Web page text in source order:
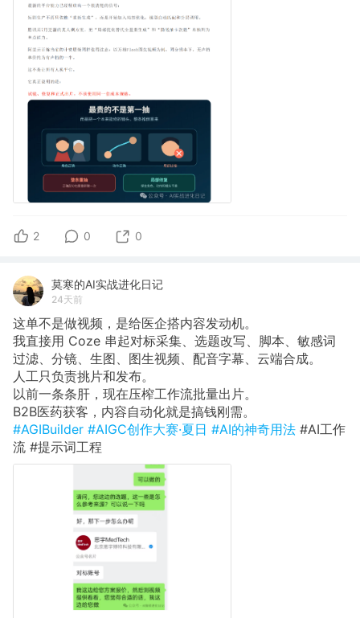
2 0 0
莫寒的AI实战进化日记
24天前
这单不是做视频，是给医企搭内容发动机。
我直接用 Coze 串起对标采集、选题改写、脚本、敏感词
过滤、分镜、生图、图生视频、配音字幕、云端合成。
人工只负责挑片和发布。
以前一条条肝，现在压榨工作流批量出片。
B2B医药获客，内容自动化就是搞钱刚需。
#AGIBuilder #AIGC创作大赛·夏日 #AI的神奇用法 #AI工作
流 #提示词工程